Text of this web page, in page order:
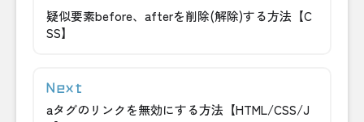
疑似要素before、afterを削除(解除)する方法【C
SS】
aタグのリンクを無効にする方法【HTML/CSS/J